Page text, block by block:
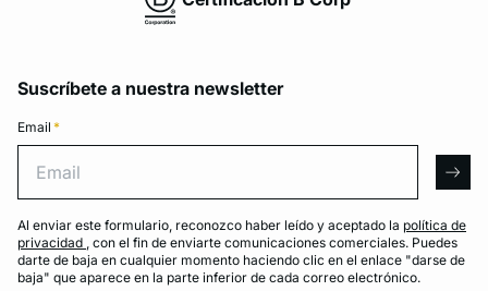
Suscríbete a nuestra newsletter
Email *
Al enviar este formulario, reconozco haber leído y aceptado la política de
privacidad , con el fin de enviarte comunicaciones comerciales. Puedes
darte de baja en cualquier momento haciendo clic en el enlace "darse de
baja" que aparece en la parte inferior de cada correo electrónico.